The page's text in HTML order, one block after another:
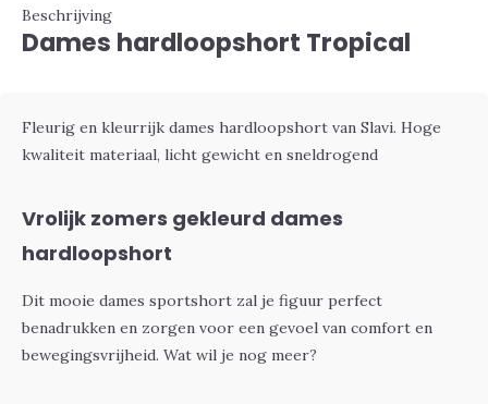
Beschrijving
Dames hardloopshort Tropical
Fleurig en kleurrijk dames hardloopshort van Slavi. Hoge
kwaliteit materiaal, licht gewicht en sneldrogend
Vrolijk zomers gekleurd dames
hardloopshort
Dit mooie dames sportshort zal je figuur perfect
benadrukken en zorgen voor een gevoel van comfort en
bewegingsvrijheid. Wat wil je nog meer?